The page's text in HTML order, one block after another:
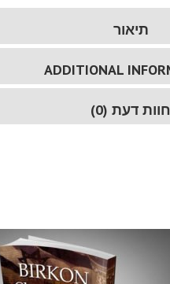
תיאור
ADDITIONAL
חוות דעת (0)